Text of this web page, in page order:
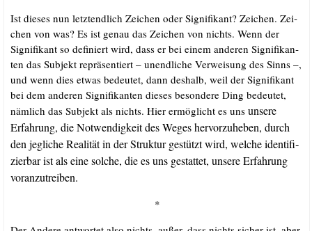
Ist die­ses nun letzt­end­lich Zei­chen oder Signi­fi­kant? Zei­chen. Zei­
chen von was? Es ist genau das Zei­chen von nichts. Wenn der
Signi­fi­kant so defi­niert wird, dass er bei einem ande­ren Signi­fi­kan­
ten das Sub­jekt reprä­sen­tiert – unend­li­che Ver­wei­sung des Sinns –,
und wenn dies etwas bedeu­tet, dann des­halb, weil der Signi­fi­kant
bei dem ande­ren Signi­fi­kan­ten die­ses beson­de­re Ding bedeu­tet,
näm­lich das Sub­jekt als nichts. Hier ermög­licht es uns unse­re
Erfah­rung, die Not­wen­dig­keit des Weges her­vor­zu­he­ben, durch
den jeg­li­che Rea­li­tät in der Struk­turgestützt wird, wel­che iden­ti­fi­
zier­bar ist als eine sol­che, die es uns gestat­tet, unse­re Erfah­rung
voranzutreiben.
*